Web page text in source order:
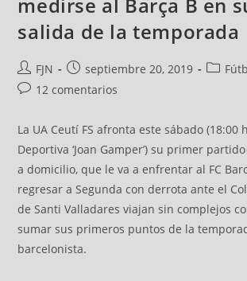
salida de la temporada
FJN septiembre 20, 2019
12 comentarios
La UA Ceutí FS afronta este sábado (18:00
Deportiva ‘Joan Gamper’) su primer
a domicilio, que le va a enfrentar al FC
regresar a Segunda con derrota ante el
de Santi Valladares viajan sin complejos
sumar sus primeros puntos de la
barcelonista.